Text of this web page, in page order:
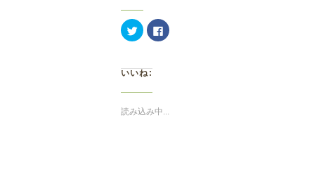
ク
リ
て
Twitter
共
(新
Facebook
で
ッ
いいね:
読み込み中...